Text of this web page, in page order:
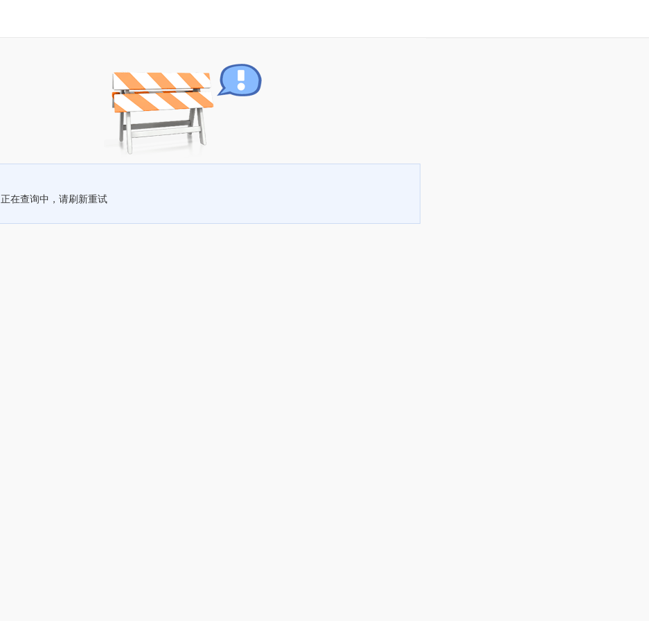
正在查询中，请刷新重试